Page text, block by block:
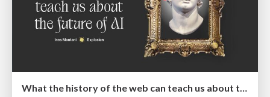
What the history of the web can teach us about the future of AI